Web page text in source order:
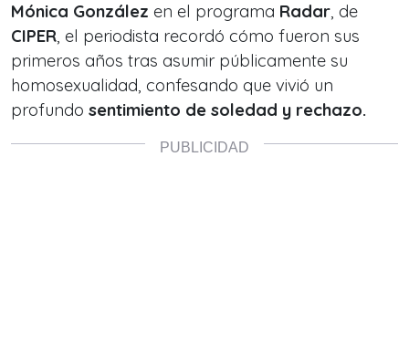
Mónica González en el programa Radar, de
CIPER, el periodista recordó cómo fueron sus
primeros años tras asumir públicamente su
homosexualidad, confesando que vivió un
profundo sentimiento de soledad y rechazo.